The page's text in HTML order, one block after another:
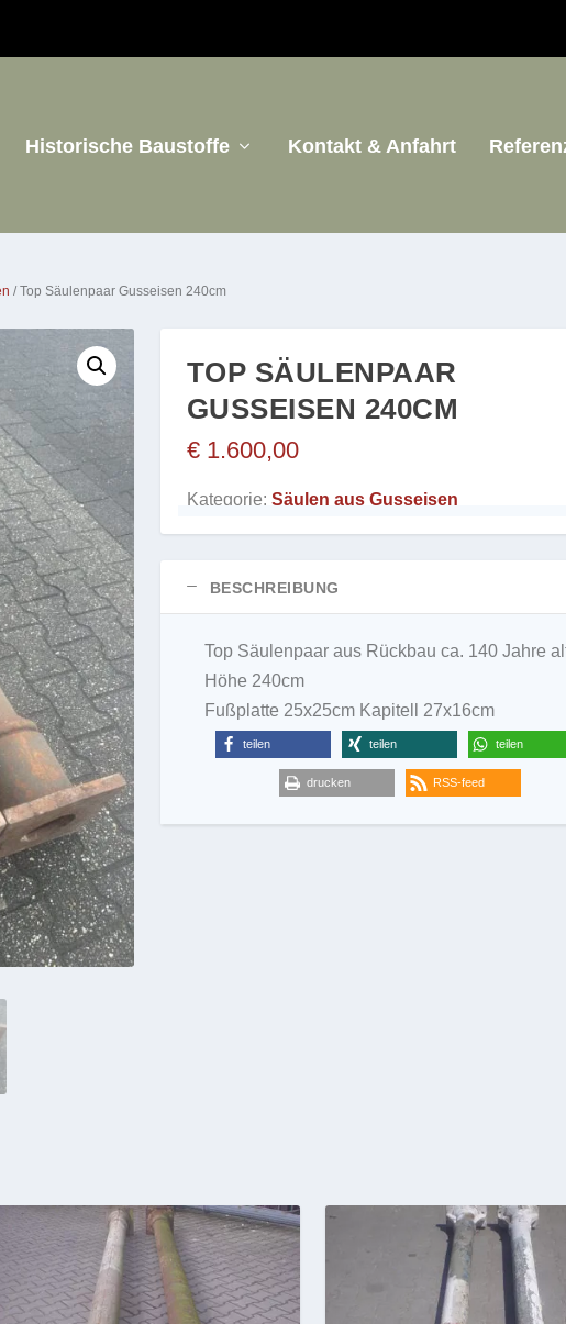
Historische Baustoffe Kontakt & Anfahrt
/ Top Säulenpaar Gusseisen 240cm
TOP SÄULENPAAR
GUSSEISEN 240CM
€1.600,00
Kategorie: Säulen aus Gusseisen
BESCHREIBUNG
Top Säulenpaar aus Rückbau ca. 140 Jahre
Höhe 240cm
Fußplatte 25x25cm Kapitell 27x16cm
teilen teilen teilen
drucken RSS-feed